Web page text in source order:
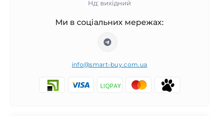
Нд: вихідний
Ми в соціальних мережах:
info@smart-buy.com.ua